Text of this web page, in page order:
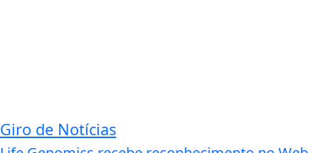
Giro de Notícias